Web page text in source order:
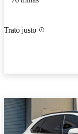
Trato justo